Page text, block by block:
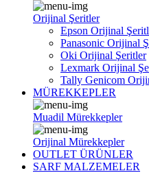
Orijinal Şeritler
Epson Orijinal
Panasonic Orijinal
Oki Orijinal Şeritler
Lexmark Orijinal
Tally Genicom
MÜREKKEPLER
Muadil Mürekkepler
Orijinal Mürekkepler
OUTLET ÜRÜNLER
SARF MALZEMELER